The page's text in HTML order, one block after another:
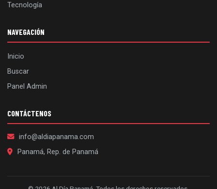
Tecnología
NAVEGACIÓN
Inicio
Buscar
Panel Admin
CONTÁCTENOS
info@aldiapanama.com
Panamá, Rep. de Panamá